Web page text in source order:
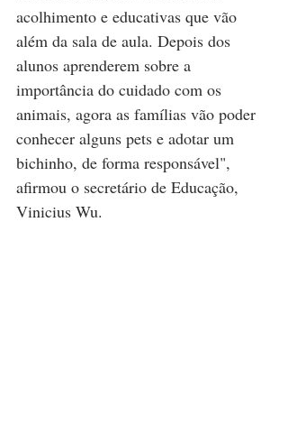
acolhimento e educativas que vão
além da sala de aula. Depois dos
alunos aprenderem sobre a
importância do cuidado com os
animais, agora as famílias vão poder
conhecer alguns pets e adotar um
bichinho, de forma responsável",
afirmou o secretário de Educação,
Vinicius Wu.